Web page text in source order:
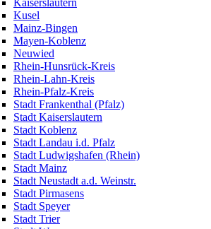
Kaiserslautern
Kusel
Mainz-Bingen
Mayen-Koblenz
Neuwied
Rhein-Hunsrück-Kreis
Rhein-Lahn-Kreis
Rhein-Pfalz-Kreis
Stadt Frankenthal (Pfalz)
Stadt Kaiserslautern
Stadt Koblenz
Stadt Landau i.d. Pfalz
Stadt Ludwigshafen (Rhein)
Stadt Mainz
Stadt Neustadt a.d. Weinstr.
Stadt Pirmasens
Stadt Speyer
Stadt Trier